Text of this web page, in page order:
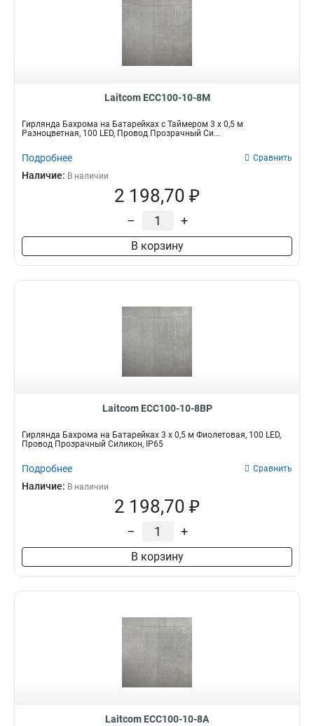
Laitcom ECC100-10-8M
Гирлянда Бахрома на Батарейках с Таймером 3 х 0,5 м
Разноцветная, 100 LED, Провод Прозрачный Си...
Подробнее Сравнить
Наличие: В наличии
2 198,70 ₽
– +
В корзину
Laitcom ECC100-10-8BP
Гирлянда Бахрома на Батарейках 3 х 0,5 м Фиолетовая, 100 LED,
Провод Прозрачный Силикон, IP65
Подробнее Сравнить
Наличие: В наличии
2 198,70 ₽
– +
В корзину
Laitcom ECC100-10-8A